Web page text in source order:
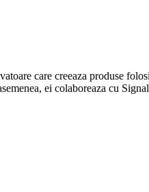
care creeaza produse
ei colaboreaza cu